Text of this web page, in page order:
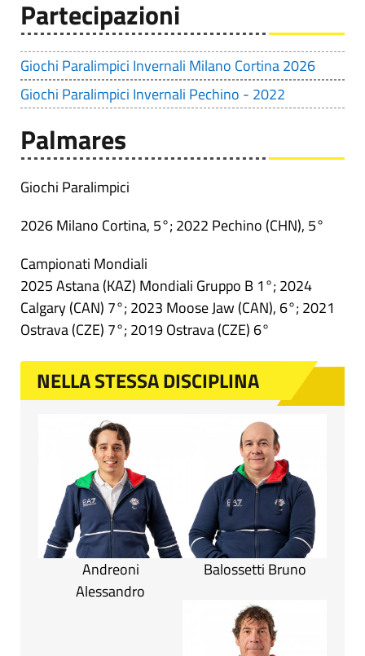
Partecipazioni
Giochi Paralimpici Invernali Milano Cortina 2026
Giochi Paralimpici Invernali Pechino - 2022
Palmares
Giochi Paralimpici
2026 Milano Cortina, 5°; 2022 Pechino (CHN), 5°
Campionati Mondiali
2025 Astana (KAZ) Mondiali Gruppo B 1°; 2024
Calgary (CAN) 7°; 2023 Moose Jaw (CAN), 6°; 2021
Ostrava (CZE) 7°; 2019 Ostrava (CZE) 6°
NELLA STESSA DISCIPLINA
Andreoni
Alessandro
Balossetti Bruno